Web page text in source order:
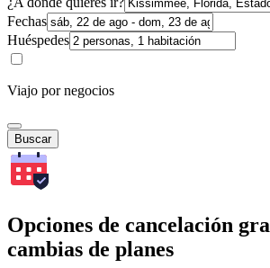
Fechas
Huéspedes
Viajo por negocios
Buscar
Opciones de cancelación
cambias de planes